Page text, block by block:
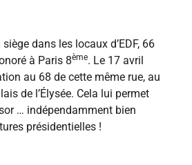
dans les locaux d’EDF, 66
à Paris 8ème. Le 17 avril
au 68 de cette même rue, au
de l’Élysée. Cela lui permet
… indépendamment bien
présidentielles !